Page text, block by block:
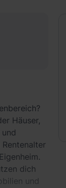
Häuser,
dich
und